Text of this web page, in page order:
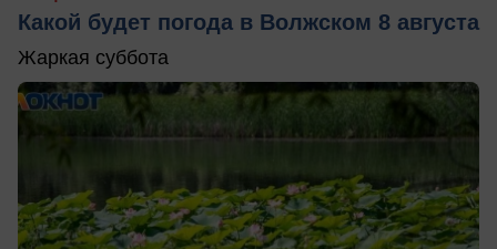
Какой будет погода в Волжском 8 августа
Жаркая суббота